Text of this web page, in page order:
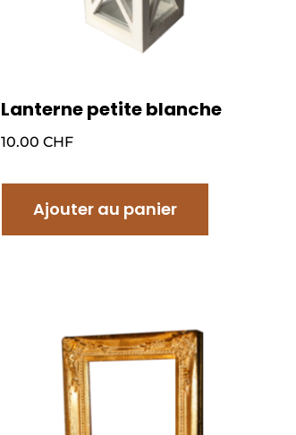
Lanterne petite blanche
10.00 CHF
Ajouter au panier